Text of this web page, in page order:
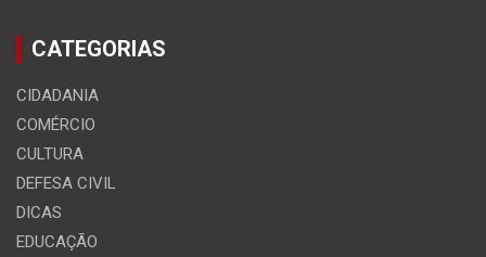
CATEGORIAS
CIDADANIA
COMÉRCIO
CULTURA
DEFESA CIVIL
DICAS
EDUCAÇÃO